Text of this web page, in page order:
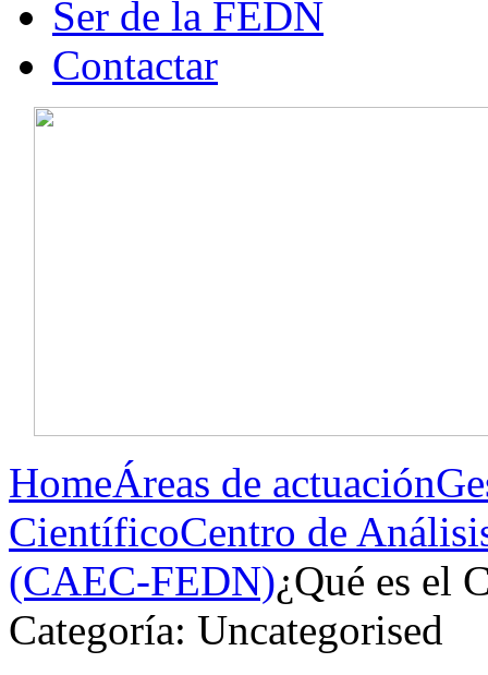
Ser de la FEDN
Contactar
HomeÁreas de actuación
CientíficoCentro de
(CAEC-FEDN)¿Qué es el
Categoría: Uncategorised